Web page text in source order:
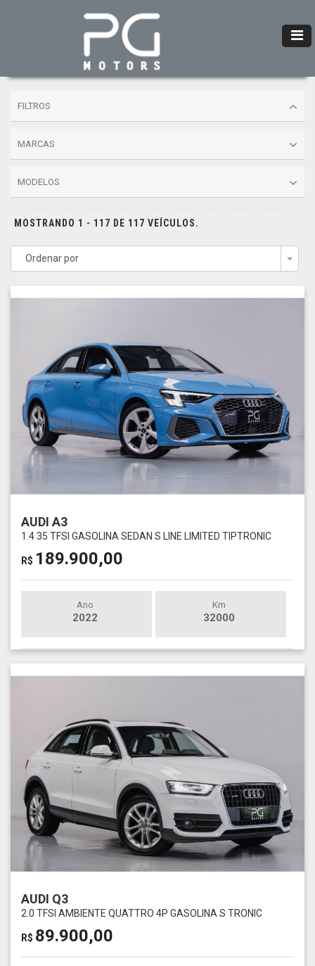
FILTROS
MARCAS
MODELOS
MOSTRANDO 1 - 117 DE 117 VEÍCULOS.
Ordenar por
AUDI A3
1.4 35 TFSI GASOLINA SEDAN S LINE LIMITED TIPTRONIC
R$ 189.900,00
Ano
2022
Km
32000
AUDI Q3
2.0 TFSI AMBIENTE QUATTRO 4P GASOLINA S TRONIC
R$ 89.900,00